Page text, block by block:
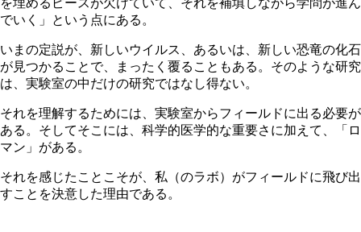
でいく」という点にある。
いまの定説が、新しいウイルス、あるいは、新しい恐竜の化石
が見つかることで、まったく覆ることもある。そのような研究
は、実験室の中だけの研究ではなし得ない。
それを理解するためには、実験室からフィールドに出る必要が
ある。そしてそこには、科学的医学的な重要さに加えて、「ロ
マン」がある。
それを感じたことこそが、私（のラボ）がフィールドに飛び出
すことを決意した理由である。